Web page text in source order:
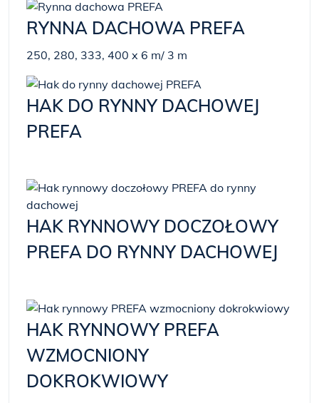
RYNNA DACHOWA PREFA
250, 280, 333, 400 x 6 m/ 3 m
HAK DO RYNNY DACHOWEJ
PREFA
HAK RYNNOWY DOCZOŁOWY
PREFA DO RYNNY DACHOWEJ
HAK RYNNOWY PREFA
WZMOCNIONY
DOKROKWIOWY